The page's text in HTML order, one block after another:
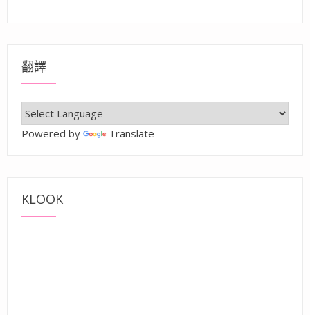
翻譯
Powered by Translate
KLOOK